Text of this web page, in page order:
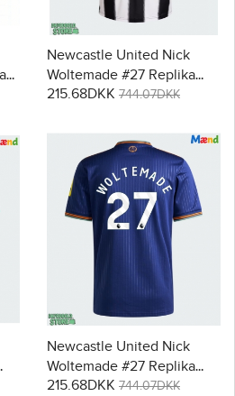
Newcastle United Nick
Woltemade #27 Replika
Hjemmebanetrøje 2025-26
215.68DKK 744.07DKK
Newcastle United Nick
Woltemade #27 Replika
Tredjetrøje 2025-26
215.68DKK 744.07DKK